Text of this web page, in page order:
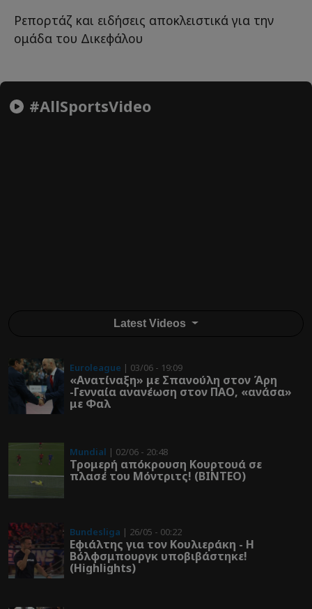
Ρεπορτάζ και ειδήσεις αποκλειστικά για την
ομάδα του Δικεφάλου
#AllSportsVideo
Latest Videos
Euroleague | 03/06 - 19:09
«Ανατίναξη» με Σπανούλη στον Άρη
-Γενναία ανανέωση στον ΠΑΟ, «ανάσα»
με Φαλ
Mundial | 02/06 - 20:48
Τρομερή απόκρουση Κουρτουά σε
πλασέ του Μόντριτς! (ΒΙΝΤΕΟ)
Bundesliga | 26/05 - 00:22
Εφιάλτης για τον Κουλιεράκη - Η
Βόλφσμπουργκ υποβιβάστηκε!
(Highlights)